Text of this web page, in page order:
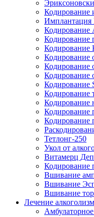
Кодирование
Имплантация
Кодирование
Кодирование
Кодирование
Кодирование
Кодирование
Кодирование
Кодирование
Кодирование
Кодирование
Кодирование
Кодирование
Тетлонг-250
Укол от
Витамерц
Кодирование
Вшивание
Вшивание
Вшивание
Лечение